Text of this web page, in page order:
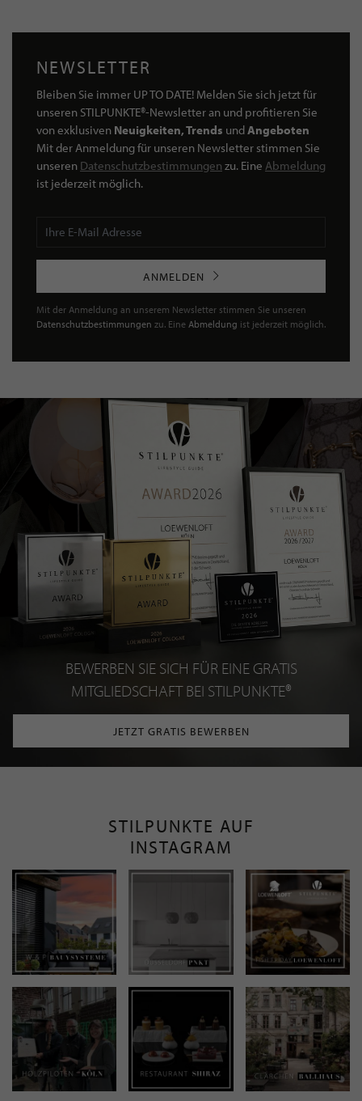
NEWSLETTER
Bleiben Sie immer UP TO DATE! Melden Sie sich jetzt für
unseren STILPUNKTE®-Newsletter an und profitieren Sie
von exklusiven Neuigkeiten, Trends undAngeboten
Mit der Anmeldung für unseren Newsletter stimmen Sie
unseren Datenschutzbestimmungen zu. Eine Abmeldung
ist jederzeit möglich.
ANMELDEN
Mit der Anmeldung an unserem Newsletter stimmen Sie unseren
Datenschutzbestimmungen zu. Eine Abmeldung ist jederzeit möglich.
BEWERBEN SIE SICH FÜR EINE GRATIS
MITGLIEDSCHAFT BEI STILPUNKTE®
JETZT GRATIS BEWERBEN
STILPUNKTE AUF
INSTAGRAM